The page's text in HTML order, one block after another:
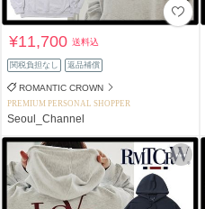
¥11,700送料込
関税負担なし 返品補償
ROMANTIC CROWN
PREMIUM PERSONAL SHOPPER
Seoul_Channel